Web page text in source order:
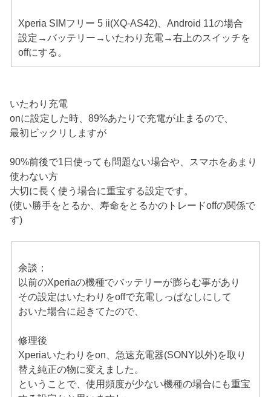
Xperia SIMフリー 5 ii(XQ-AS42)、Android 11の場合
設定→バッテリー→いたわり充電→右上のスイッチを
offにする。
いたわり充電
onに設定した時、89%あたりで充電が止まるので、
最初ビックリしますが
90%前後で1日使っても問題ない場合や、スマホをあまり
使わない方
大切に長く使う場合に重宝する設定です。
(使い勝手をとるか、寿命をとるかのトレードoffの関係で
す)
余談；
以前のXperiaの機種でバッテリーが膨らむ事があり
その設定はいたわりをoffで充電しっぱなしにして
おいた場合に起きてたので、
修理後
Xperiaいたわりをon、急速充電器(SONY以外)を取り
替え純正の物に変えました。
ということで、使用頻度が少ない機種の場合にも重宝